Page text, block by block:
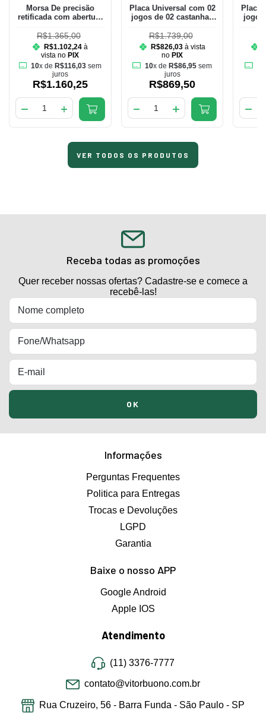
Morsa De precisão
retificada com abertura
mordentes de 70mm
R$1.365,00
R$1.102,24 à
vista no PIX
10x de R$116,03 sem
juros
R$1.160,25
Placa Universal com 02
jogos de 02 castanhas
R$1.739,00
R$826,03 à vista
no PIX
10x de R$86,95sem
juros
R$869,50
Placa
jogos
VER TODOS OS PRODUTOS
Receba todas as promoções
Quer receber nossas ofertas? Cadastre-se e comece a
recebê-las!
Informações
Perguntas Frequentes
Politica para Entregas
Trocas e Devoluções
LGPD
Garantia
Baixe o nosso APP
Google Android
Apple IOS
Atendimento
(11) 3376-7777
contato@vitorbuono.com.br
Rua Cruzeiro, 56 - Barra Funda - São Paulo - SP